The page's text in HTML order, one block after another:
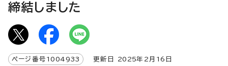
締結しました
ページ番号 1004933 更新日 2025年2月 16 日